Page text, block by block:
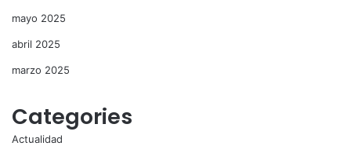
mayo 2025
abril 2025
marzo 2025
Categories
Actualidad